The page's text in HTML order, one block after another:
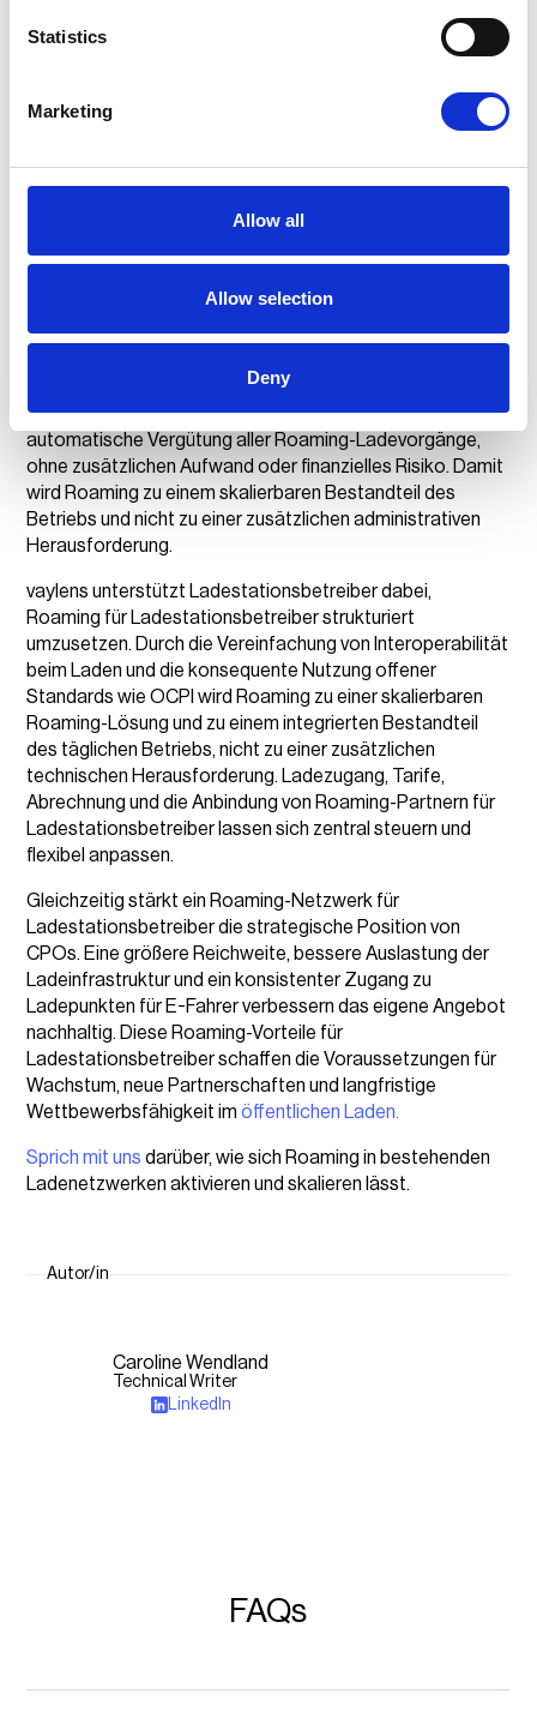
Statistics
Marketing
Allow all
Allow selection
Deny
steigender Nachfrage, wachsender Komplexität und
hohen Erwartungen an Nutzerfreundlichkeit schafft ein
Laden und echte Interoperabilität beim Laden.
Ein oft unterschätzter Erfolgsfaktor beim Roaming ist die
Abrechnung mit einer Vielzahl angebundener EMPs.
dieser Aufwand schnell zur operativen Belastung werden.
Mit vaylens wird Roaming für Ladestationsbetreiber auch
und Rechnungsstellung gegenüber den EMPs zentral
übernommen wird. Ladestationsbetreiber erhalten eine
automatische Vergütung aller Roaming-Ladevorgänge,
ohne zusätzlichen Aufwand oder finanzielles Risiko. Damit
wird Roaming zu einem skalierbaren Bestandteil des
Betriebs und nicht zu einer zusätzlichen administrativen
Herausforderung.
vaylens unterstützt Ladestationsbetreiber dabei,
Roaming für Ladestationsbetreiber strukturiert
umzusetzen. Durch die Vereinfachung von Interoperabilität
beim Laden und die konsequente Nutzung offener
Standards wie OCPI wird Roaming zu einer skalierbaren
Roaming-Lösung und zu einem integrierten Bestandteil
des täglichen Betriebs, nicht zu einer zusätzlichen
technischen Herausforderung. Ladezugang, Tarife,
Abrechnung und die Anbindung von Roaming-Partnern für
Ladestationsbetreiber lassen sich zentral steuern und
flexibel anpassen.
Gleichzeitig stärkt ein Roaming-Netzwerk für
Ladestationsbetreiber die strategische Position von
CPOs. Eine größere Reichweite, bessere Auslastung der
Ladeinfrastruktur und ein konsistenter Zugang zu
Ladepunkten für E-Fahrer verbessern das eigene Angebot
nachhaltig. Diese Roaming-Vorteile für
Ladestationsbetreiber schaffen die Voraussetzungen für
Wachstum, neue Partnerschaften und langfristige
Wettbewerbsfähigkeit imöffentlichen Laden.
Sprich mit uns darüber, wie sich Roaming in bestehenden
Ladenetzwerken aktivieren und skalieren lässt.
Autor/in
Caroline Wendland
Technical Writer
LinkedIn
FAQs